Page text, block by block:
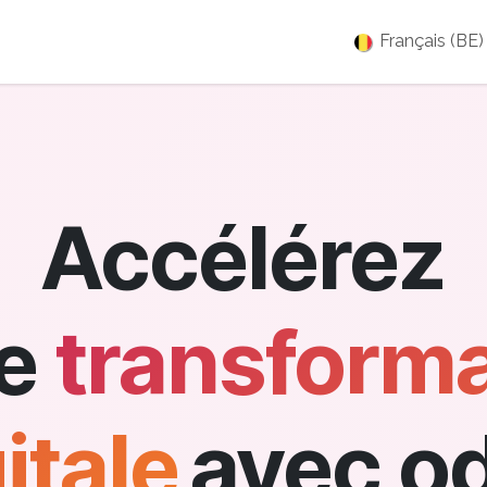
Français (BE)
Accélérez
avec